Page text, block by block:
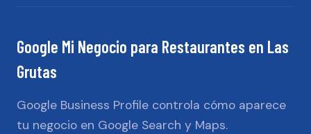
Google Mi Negocio para Restaurantes en Las
Grutas
Google Business Profile controla cómo aparece
tu negocio en Google Search y Maps.